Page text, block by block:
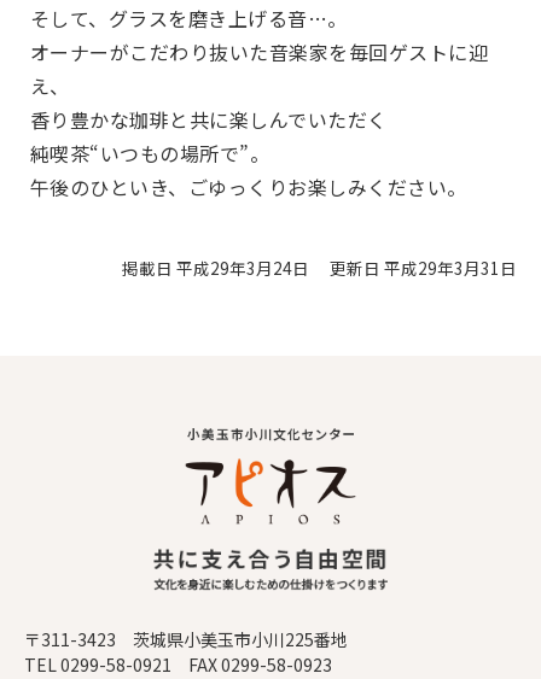
そして、グラスを磨き上げる音…。
オーナーがこだわり抜いた音楽家を毎回ゲストに迎
え、
香り豊かな珈琲と共に楽しんでいただく
純喫茶“いつもの場所で”。
午後のひといき、ごゆっくりお楽しみください。
掲載日 平成29年3月24日 更新日 平成29年3月31日
〒311-3423 茨城県小美玉市小川225番地
TEL 0299-58-0921 FAX 0299-58-0923